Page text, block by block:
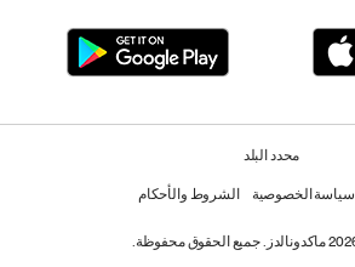
محدد البلد
سياسة الخصوصية الشروط والأحكام